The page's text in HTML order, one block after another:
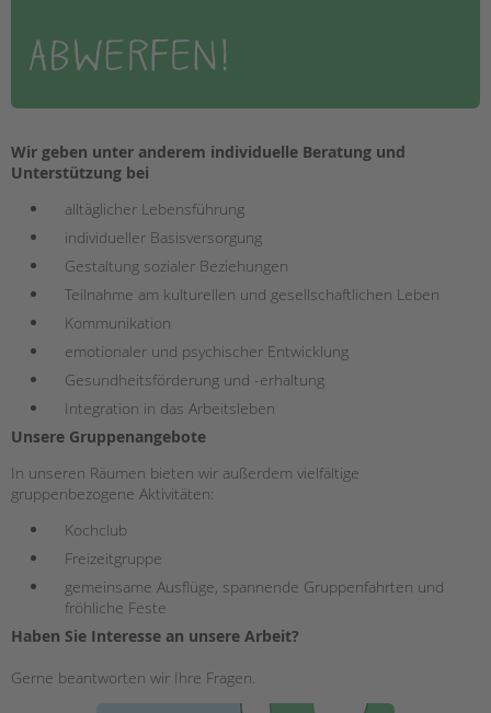
KARRIERE
Stellenangebote
tandem als Arbeitgeberin
NEWS/BLOG
unkuerzbar
Briefe an Kai
PRESSE
Magazin
Impressum
Datenschutz
Wir geben unter anderem individuelle Beratung und
Unterstützung bei
alltäglicher Lebensführung
individueller Basisversorgung
Gestaltung sozialer Beziehungen
Teilnahme am kulturellen und gesellschaftlichen Leben
Kommunikation
emotionaler und psychischer Entwicklung
Gesundheitsförderung und -erhaltung
Integration in das Arbeitsleben
Unsere Gruppenangebote
In unseren Räumen bieten wir außerdem vielfältige
gruppenbezogene Aktivitäten:
Kochclub
Freizeitgruppe
gemeinsame Ausflüge, spannende Gruppenfahrten und
fröhliche Feste
Haben Sie Interesse an unsere Arbeit?
Gerne beantworten wir Ihre Fragen.